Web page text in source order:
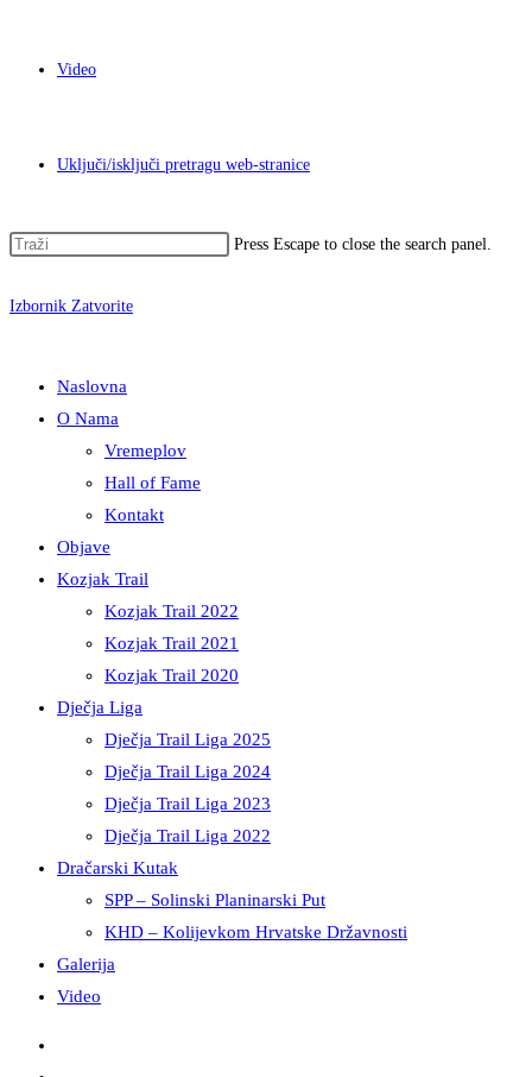
Video
Uključi/isključi pretragu web-stranice
Press Escape to close the search panel.
Izbornik Zatvorite
Naslovna
O Nama
Vremeplov
Hall of Fame
Kontakt
Objave
Kozjak Trail
Kozjak Trail 2022
Kozjak Trail 2021
Kozjak Trail 2020
Dječja Liga
Dječja Trail Liga 2025
Dječja Trail Liga 2024
Dječja Trail Liga 2023
Dječja Trail Liga 2022
Dračarski Kutak
SPP – Solinski Planinarski Put
KHD – Kolijevkom Hrvatske Državnosti
Galerija
Video